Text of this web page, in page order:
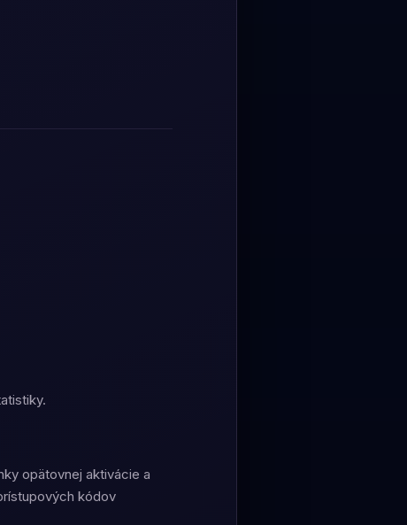
opätovnej aktivácie a
kódov